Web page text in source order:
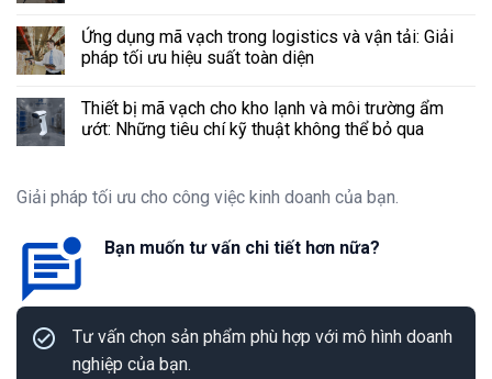
Ứng dụng mã vạch trong logistics và vận tải: Giải
pháp tối ưu hiệu suất toàn diện
Thiết bị mã vạch cho kho lạnh và môi trường ẩm
ướt: Những tiêu chí kỹ thuật không thể bỏ qua
Giải pháp tối ưu cho công việc kinh doanh của bạn.
Bạn muốn tư vấn chi tiết hơn nữa?
Tư vấn chọn sản phẩm phù hợp với mô hình doanh
nghiệp của bạn.